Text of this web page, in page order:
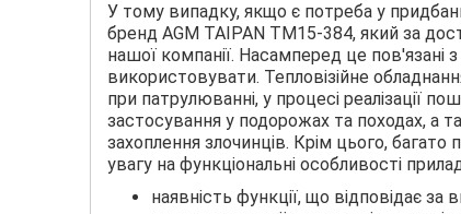
У тому випадку, якщо є потреба у
бренд AGM TAIPAN TM15-384, який за
нашої компанії. Насамперед це
використовувати. Тепловізійне
при патрулюванні, у процесі реалізації
застосування у подорожах та походах, а
захоплення злочинців. Крім цього,
увагу на функціональні особливості
наявність функції, що відповідає